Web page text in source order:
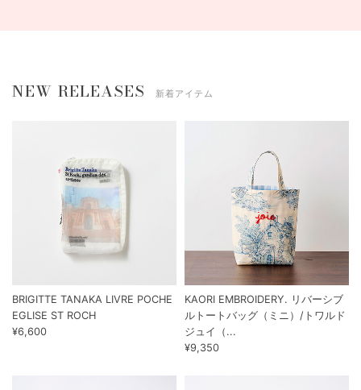
NEW RELEASES 新着アイテム
BRIGITTE TANAKA LIVRE POCHE
EGLISE ST ROCH
¥6,600
KAORI EMBROIDERY. リバーシブ
ルトートバッグ（ミニ）/トワルド
ジュイ（...
¥9,350